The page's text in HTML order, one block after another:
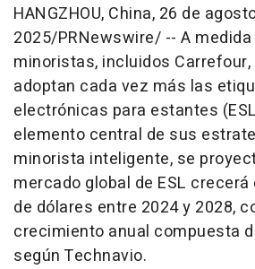
HANGZHOU, China, 26 de
2025/PRNewswire/ -- A
minoristas, incluidos Carrefour,
adoptan cada vez más las
electrónicas para estantes (ESL
elemento central de sus
minorista inteligente, se
mercado global de ESL crecerá
de dólares entre 2024 y 2028,
crecimiento anual compuesta
según Technavio.